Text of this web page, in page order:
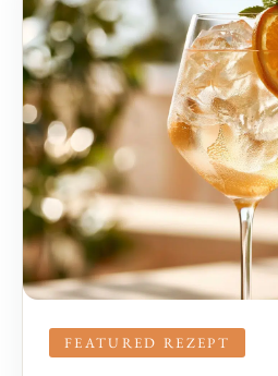
FEATURED REZEPT